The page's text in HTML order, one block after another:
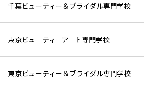
千葉ビューティー＆ブライダル専門学校
東京ビューティーアート専門学校
東京ビューティー＆ブライダル専門学校